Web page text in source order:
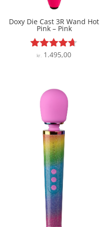
Doxy Die Cast 3R Wand Hot
Pink – Pink
Vurderet
kr. 1.495,00